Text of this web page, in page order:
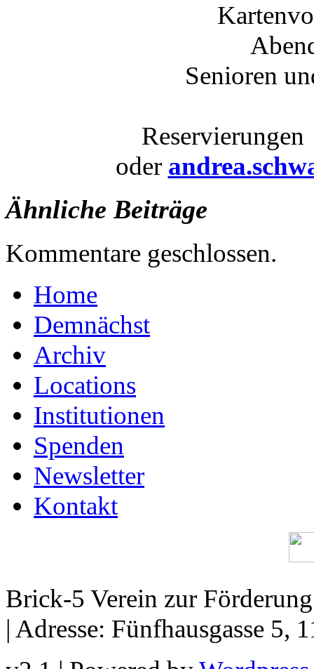
Senioren
Reservierungen
oder
Ähnliche Beiträge
Kommentare geschlossen.
Home
Demnächst
Archiv
Locations
Institutionen
Spenden
Newsletter
Kontakt
Brick-5 Verein zur
| Adresse: Fünfhausgasse 5,